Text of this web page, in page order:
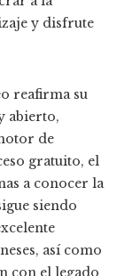
y disfrute
reafirma su
abierto,
de
gratuito, el
a conocer la
siendo
así como
con el legado